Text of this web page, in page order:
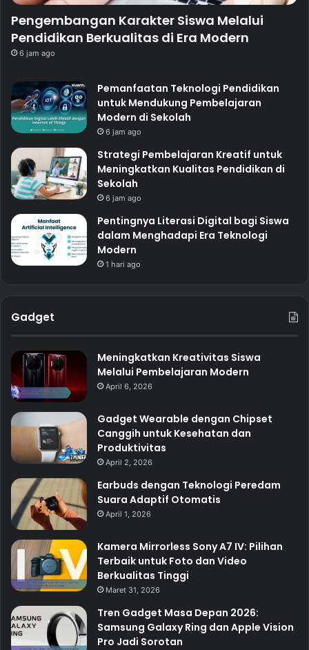
Pengembangan Karakter Siswa Melalui
Pendidikan Berkualitas di Era Modern
6 jam ago
Pemanfaatan Teknologi Pendidikan
untuk Mendukung Pembelajaran
Modern di Sekolah
6 jam ago
Strategi Pembelajaran Kreatif untuk
Meningkatkan Kualitas Pendidikan di
Sekolah
6 jam ago
Pentingnya Literasi Digital bagi Siswa
dalam Menghadapi Era Teknologi
Modern
1 hari ago
Gadget
Meningkatkan Kreativitas Siswa
Melalui Pembelajaran Modern
April 6, 2026
Gadget Wearable dengan Chipset
Canggih untuk Kesehatan dan
Produktivitas
April 2, 2026
Earbuds dengan Teknologi Peredam
Suara Adaptif Otomatis
April 1, 2026
Kamera Mirrorless Sony A7 IV: Pilihan
Terbaik untuk Foto dan Video
Berkualitas Tinggi
Maret 31, 2026
Tren Gadget Masa Depan 2026:
Samsung Galaxy Ring dan Apple Vision
Pro Jadi Sorotan